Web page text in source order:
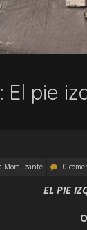
El pie
Moralizante 0
EL PIE
O